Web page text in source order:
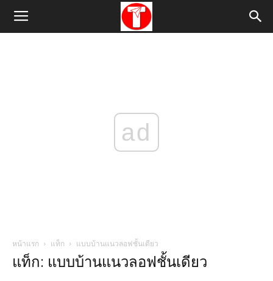
ad
หน้าแรก แท็ก แบบบ้านแนวลอฟชั้นเดียว
แท็ก: แบบบ้านแนวลอฟชั้นเดียว